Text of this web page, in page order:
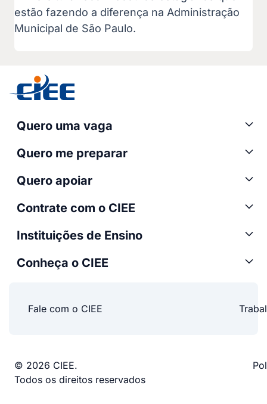
estão fazendo a diferença na Administração
Municipal de São Paulo.
Quero uma vaga
Quero me preparar
Quero apoiar
Contrate com o CIEE
Instituições de Ensino
Conheça o CIEE
Fale com o CIEE
© 2026 CIEE.
Todos os direitos reservados